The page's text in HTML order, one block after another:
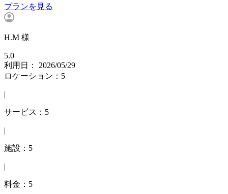
プランを見る
H.M 様
5.0
利用日： 2026/05/29
ロケーション：5
|
サービス：5
|
施設：5
|
料金：5